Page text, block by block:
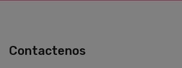
Contactenos